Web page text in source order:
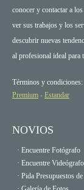
conocer y contactar a
ver sus trabajos y los
descubrir nuevas
al profesional ideal para
Términos y condiciones:
Premium - Estandar
NOVIOS
· Encuentre Fotógrafo
· Encuentre Videógrafo
· Pida Presupuestos